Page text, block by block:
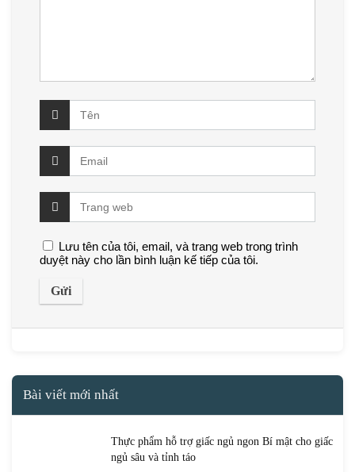
Lưu tên của tôi, email, và trang web trong trình
duyệt này cho lần bình luận kế tiếp của tôi.
Bài viết mới nhất
Thực phẩm hỗ trợ giấc ngủ ngon Bí mật cho giấc
ngủ sâu và tỉnh táo